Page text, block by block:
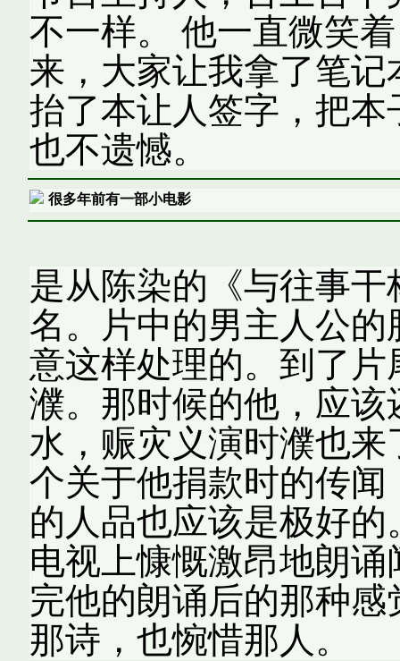
不一样。 他一直微笑
来，大家让我拿了笔
抬了本让人签字，把
也不遗憾。
很多年前有一部小电影
是从陈染的《与往事
名。片中的男主人公
意这样处理的。到了
濮。那时候的他，应该
水，赈灾义演时濮也
个关于他捐款时的传
的人品也应该是极好
电视上慷慨激昂地朗
完他的朗诵后的那种
那诗，也惋惜那人。